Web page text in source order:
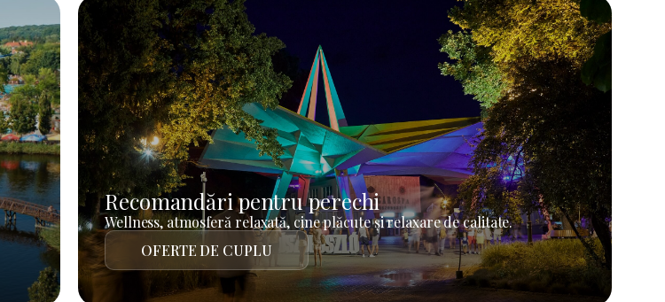
Recomandări pentru perechi
Wellness, atmosferă relaxată, cine plăcute și relaxare de calitate.
OFERTE DE CUPLU